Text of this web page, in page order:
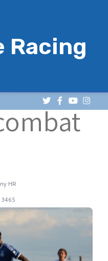
Racing
HR
3465